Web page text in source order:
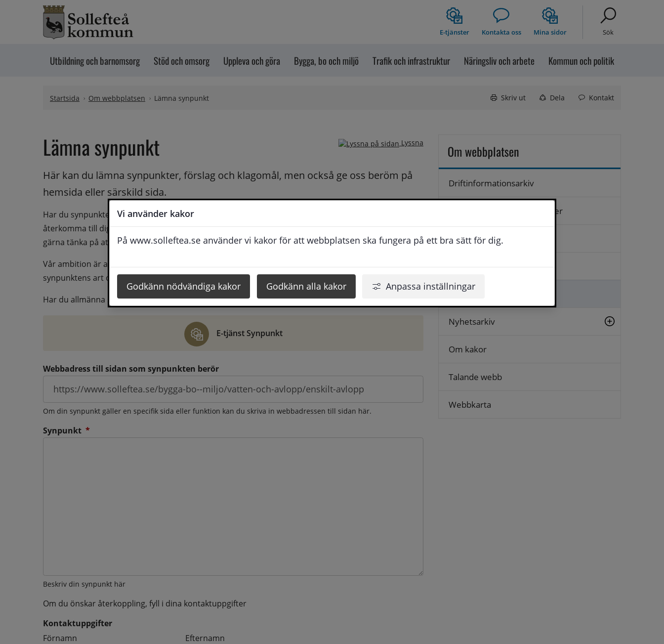
Vi använder kakor
På www.solleftea.se använder vi kakor för att webbplatsen ska fungera på ett bra sätt för dig.
Godkänn nödvändiga kakor Godkänn alla kakor Anpassa inställningar
Hoppa till innehåll
E-tjänster Kontakta oss Mina sidor Sök
Utbildning och barnomsorg Stöd och omsorg Uppleva och göra Bygga, bo och miljö Trafik och infrastruktur Näringsliv och arbete Kommun och politik
Startsida Om webbplatsen Lämna synpunkt Skriv ut Dela Kontakt
Lyssna
Lämna synpunkt
Här kan du lämna synpunkter, förslag och klagomål, men också ge oss beröm på
hemsida eller särskild sida.
Har du synpunkter på webbplatsen kan du skicka in dem via formuläret nedanför. Vill du att vi ska
återkomma till dig behöver du även fylla i dina kontaktuppgifter. När du skriver in din synpunkt får du
gärna tänka på att vara så tydlig som möjligt för att vi ska kunna hjälpa dig bättre.
Vår ambition är att besvara synpunkter så snart som möjligt, men svarstiden beror givetvis på
synpunktens art och omfång.
Har du allmänna synpunkter, klagomål eller beröm gör du det via e-tjänsten Synpunkt
E-tjänst Synpunkt
Webbadress till sidan som synpunkten berör
Om din synpunkt gäller en specifik sida eller funktion kan du skriva in webbadressen till sidan här.
Synpunkt *
Beskriv din synpunkt här
Om du önskar återkoppling, fyll i dina kontaktuppgifter
Kontaktuppgifter
Kontaktuppgifter
Förnamn Efternamn
Om webbplatsen
Driftinformationsarkiv
Hantering av personuppgifter
Kontakta oss
Logga in
Lämna synpunkt
Nyhetsarkiv
Om kakor
Talande webb
Webbkarta